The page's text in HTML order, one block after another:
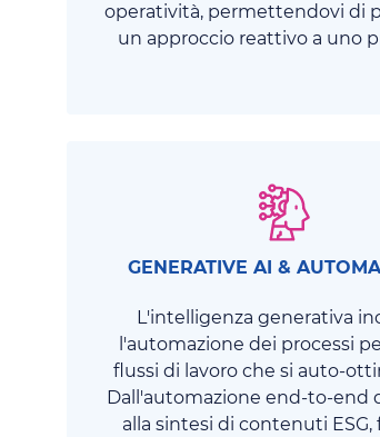
operatività, permettendovi di
un approccio reattivo a uno
GENERATIVE AI &
L'intelligenza generativa
l'automazione dei processi
flussi di lavoro che si auto-
Dall'automazione end-to-end
alla sintesi di contenuti ESG,